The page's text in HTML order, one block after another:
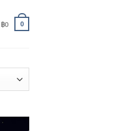
฿0 0